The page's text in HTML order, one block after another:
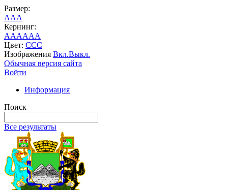
Размер:
AAA
Кернинг:
AAAAAA
Цвет: CCC
Изображения Вкл.Выкл.
Обычная версия сайта
Войти
Информация
Поиск
Все результаты